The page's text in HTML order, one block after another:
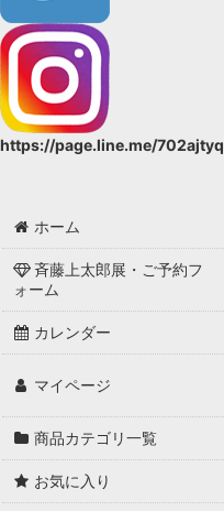
https://page.line.me/702ajtyq
ホーム
斉藤上太郎展・ご予約フ
ォーム
カレンダー
マイページ
商品カテゴリ一覧
お気に入り